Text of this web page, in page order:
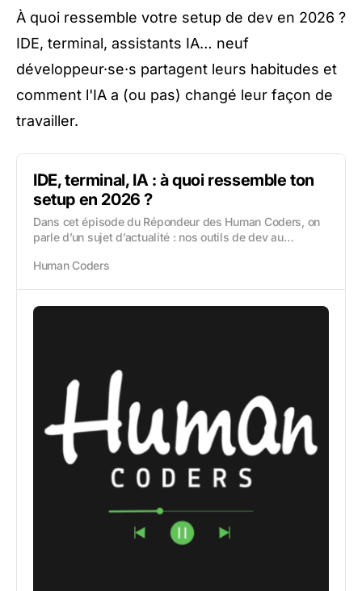
À quoi ressemble votre setup de dev en 2026 ?
IDE, terminal, assistants IA… neuf
développeur·se·s partagent leurs habitudes et
comment l'IA a (ou pas) changé leur façon de
travailler.
IDE, terminal, IA : à quoi ressemble ton
setup en 2026 ?
Dans cet épisode du Répondeur des Human Coders, on
parle d’un sujet d’actualité : nos outils de dev au
Human Coders